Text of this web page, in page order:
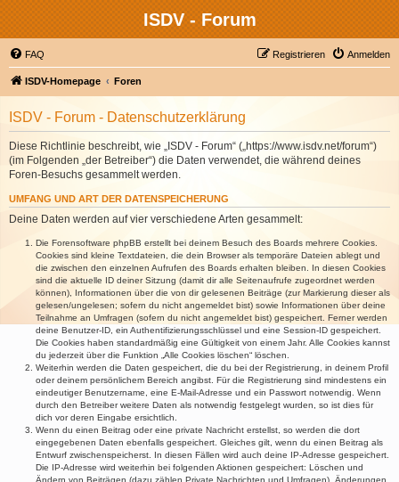
ISDV - Forum
FAQ Anmelden
Registrieren
ISDV-Homepage Foren
ISDV - Forum - Datenschutzerklärung
Diese Richtlinie beschreibt, wie „ISDV - Forum“ („https://www.isdv.net/forum“)
(im Folgenden „der Betreiber“) die Daten verwendet, die während deines
Foren-Besuchs gesammelt werden.
UMFANG UND ART DER DATENSPEICHERUNG
Deine Daten werden auf vier verschiedene Arten gesammelt:
Die Forensoftware phpBB erstellt bei deinem Besuch des Boards mehrere Cookies.
Cookies sind kleine Textdateien, die dein Browser als temporäre Dateien ablegt und
die zwischen den einzelnen Aufrufen des Boards erhalten bleiben. In diesen Cookies
sind die aktuelle ID deiner Sitzung (damit dir alle Seitenaufrufe zugeordnet werden
können), Informationen über die von dir gelesenen Beiträge (zur Markierung dieser als
gelesen/ungelesen; sofern du nicht angemeldet bist) sowie Informationen über deine
Teilnahme an Umfragen (sofern du nicht angemeldet bist) gespeichert. Ferner werden
deine Benutzer-ID, ein Authentifizierungsschlüssel und eine Session-ID gespeichert.
Die Cookies haben standardmäßig eine Gültigkeit von einem Jahr. Alle Cookies kannst
du jederzeit über die Funktion „Alle Cookies löschen“ löschen.
Weiterhin werden die Daten gespeichert, die du bei der Registrierung, in deinem Profil
oder deinem persönlichem Bereich angibst. Für die Registrierung sind mindestens ein
eindeutiger Benutzername, eine E-Mail-Adresse und ein Passwort notwendig. Wenn
durch den Betreiber weitere Daten als notwendig festgelegt wurden, so ist dies für
dich vor deren Eingabe ersichtlich.
Wenn du einen Beitrag oder eine private Nachricht erstellst, so werden die dort
eingegebenen Daten ebenfalls gespeichert. Gleiches gilt, wenn du einen Beitrag als
Entwurf zwischenspeicherst. In diesen Fällen wird auch deine IP-Adresse gespeichert.
Die IP-Adresse wird weiterhin bei folgenden Aktionen gespeichert: Löschen und
Ändern von Beiträgen (dazu zählen Private Nachrichten und Umfragen), Änderungen